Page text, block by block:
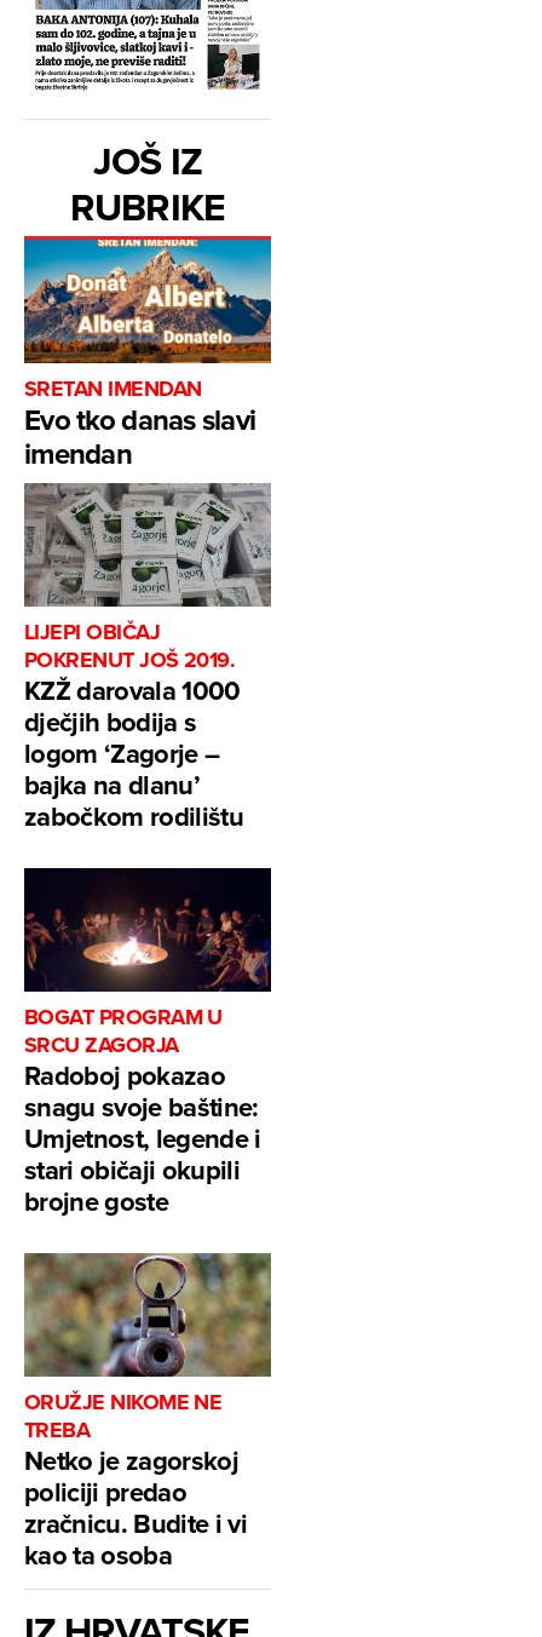
JOŠ IZ
RUBRIKE
SRETAN IMENDAN
Evo tko danas slavi
imendan
LIJEPI OBIČAJ
POKRENUT JOŠ 2019.
KZŽ darovala 1000
dječjih bodija s
logom ‘Zagorje –
bajka na dlanu’
zabočkom rodilištu
BOGAT PROGRAM U
SRCU ZAGORJA
Radoboj pokazao
snagu svoje baštine:
Umjetnost, legende i
stari običaji okupili
brojne goste
ORUŽJE NIKOME NE
TREBA
Netko je zagorskoj
policiji predao
zračnicu. Budite i vi
kao ta osoba